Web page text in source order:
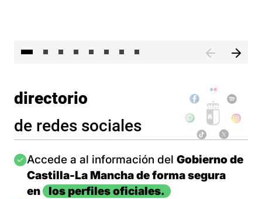
directorio
de redes sociales
Imagen
Accede a al información del Gobierno de
Castilla-La Mancha de forma segura
en
los perfiles oficiales.